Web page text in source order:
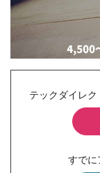
テックダイレ
すでに